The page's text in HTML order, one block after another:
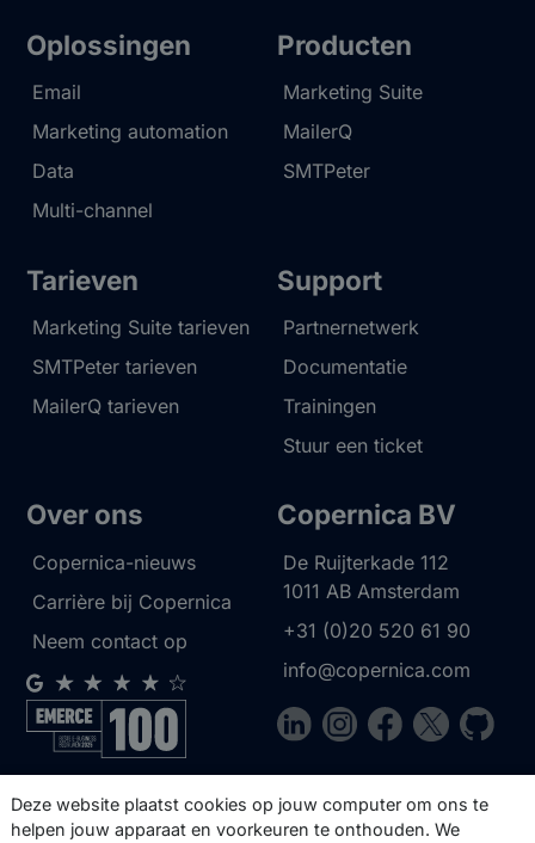
Oplossingen
Email
Marketing automation
Data
Multi-channel
Producten
Marketing Suite
MailerQ
SMTPeter
Tarieven
Marketing Suite tarieven
SMTPeter tarieven
MailerQ tarieven
Support
Partnernetwerk
Documentatie
Trainingen
Stuur een ticket
Over ons
Copernica-nieuws
Carrière bij Copernica
Neem contact op
Copernica BV
De Ruijterkade 112
1011 AB Amsterdam
+31 (0)20 520 61 90
info@copernica.com
Via onze nieuwsbrief blijf je op de
hoogte van onze product updates,
Deze website plaatst cookies op jouw computer om ons te
helpen jouw apparaat en voorkeuren te onthouden. We